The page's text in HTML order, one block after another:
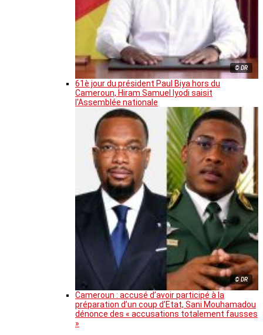
© DR
61è jour du président Paul Biya hors du
Cameroun, Hiram Samuel Iyodi saisit
l’Assemblée nationale
© DR
Cameroun : accusé d’avoir participé à la
préparation d’un coup d’Etat, Sani Mouhamadou
dénonce des « accusations totalement fausses
»